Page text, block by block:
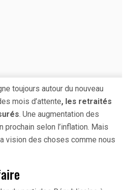
toujours autour du nouveau
mois d’attente, les retraités
. Une augmentation des
prochain selon l’inflation. Mais
vision des choses comme nous